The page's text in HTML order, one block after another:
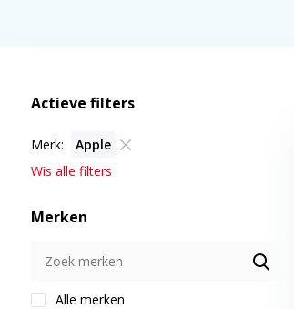
Actieve filters
Merk:
Apple
Wis alle filters
Merken
Alle merken